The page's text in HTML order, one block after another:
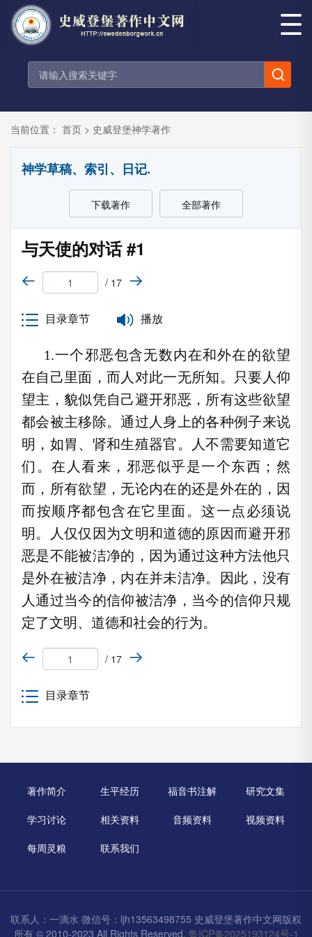
当前位置： 首页 > 史威登堡神学著作
神学草稿、索引、日记.
下载著作 全部著作
与天使的对话 #1
/ 17
目录章节 播放
1.一个邪恶包含无数内在和外在的欲望
在自己里面，而人对此一无所知。只要人仰
望主，貌似凭自己避开邪恶，所有这些欲望
都会被主移除。通过人身上的各种例子来说
明，如胃、肾和生殖器官。人不需要知道它
们。在人看来，邪恶似乎是一个东西；然
而，所有欲望，无论内在的还是外在的，因
而按顺序都包含在它里面。这一点必须说
明。人仅仅因为文明和道德的原因而避开邪
恶是不能被洁净的，因为通过这种方法他只
是外在被洁净，内在并未洁净。因此，没有
人通过当今的信仰被洁净，当今的信仰只规
定了文明、道德和社会的行为。
/ 17
目录章节
著作简介 生平经历 福音书注解 研究文集
学习讨论 相关资料 音频资料 视频资料
每周灵粮 联系我们
联系人：一滴水 微信号：ljh13563498755 史威登堡著作中文网版权
所有 © 2010-2023 All Rights Reserved. 鲁ICP备2025193124号-1